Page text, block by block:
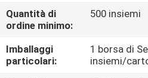
CONTROLLO
DI
QUALITÀ
Quantità di
ordine minimo:
500 insiemi
Imballaggi
particolari:
1 borsa di
insiemi/